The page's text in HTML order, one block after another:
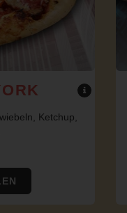
Ketchup,